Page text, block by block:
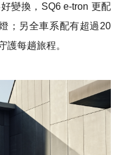
變換，SQ6 e-tron 更配
；另全車系配有超過20
護每趟旅程。